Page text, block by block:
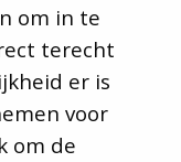
om in te
terecht
er is
voor
om de